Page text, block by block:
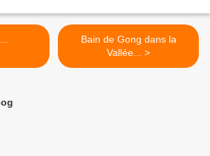
Bain de Gong dans la
Vallée... >